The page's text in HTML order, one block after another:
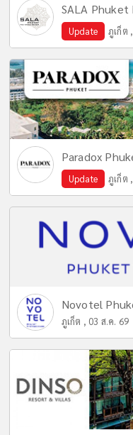
SALA Phuket
Update ภูเก็ต
Paradox
Update ภูเก็ต
Novotel
ภูเก็ต , 03 ส.ค. 69